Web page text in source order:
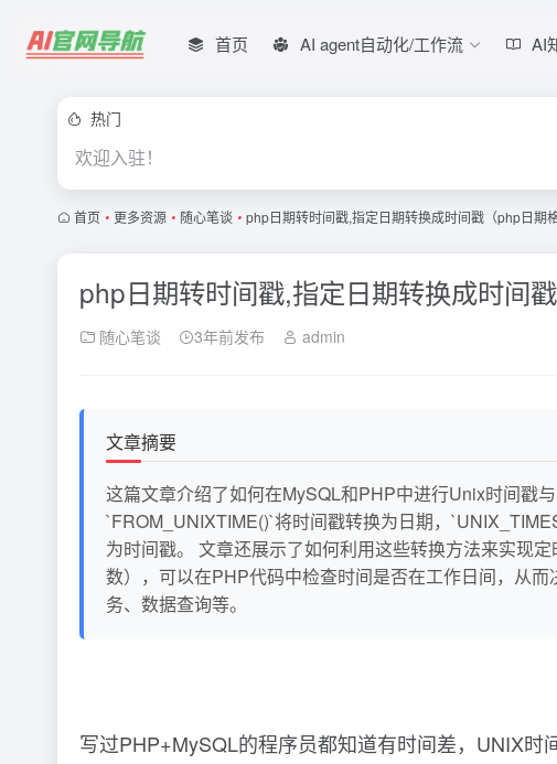
首页 AI agent自动化/工作流 AI
热门
欢迎入驻！
首页 • 更多资源 • 随心笔谈 • php日期转时间戳,指定日期转换成时间戳（php日期
php日期转时间戳,指定日期转换成时间
随心笔谈 3年前发布 admin
文章摘要
这篇文章介绍了如何在MySQL和PHP中进行Unix时间戳
`FROM_UNIXTIME()`将时间戳转换为日期，
为时间戳。 文章还展示了如何利用这些转换方法来实现
数），可以在PHP代码中检查时间是否在工作日间，从
务、数据查询等。
写过PHP+MySQL的程序员都知道有时间差，UNIX